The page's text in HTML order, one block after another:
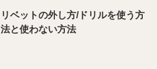
リベットの外し方/ドリルを使う方
法と使わない方法